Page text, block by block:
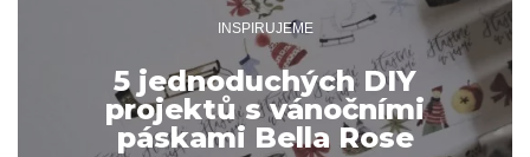
INSPIRUJEME
5 jednoduchých DIY
projektů s vánočními
páskami Bella Rose